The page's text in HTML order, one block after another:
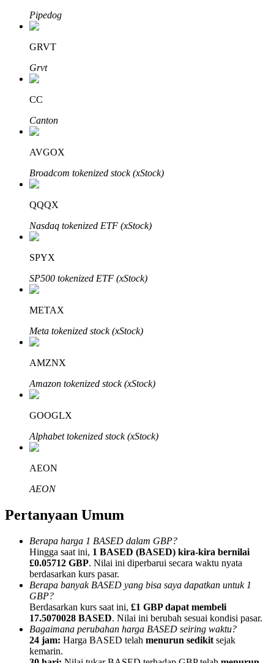
Raih keuntungan jangka panjang dan kepentingan fleksibel
Pelajari Staking
Pelajari tentang mendapatkan penghasilan pasif
Bitrue
Mitra Bitrue
Afiliasi Bitrue
Hingga 65% Komisi!
Referensi
Undang teman untuk mendapatkan imbalan tunai
BTC Welcome Rewards
Pipedog
GRVT
Grvt
CC
Canton
AVGOX
Broadcom tokenized stock (xStock)
QQQX
Nasdaq tokenized ETF (xStock)
SPYX
SP500 tokenized ETF (xStock)
METAX
Meta tokenized stock (xStock)
AMZNX
Amazon tokenized stock (xStock)
GOOGLX
Alphabet tokenized stock (xStock)
AEON
AEON
Pertanyaan Umum
Berapa harga 1 BASED dalam GBP?
Hingga saat ini, 1 BASED (BASED) kira-kira bernilai
£0.05712 GBP. Nilai ini diperbarui secara waktu nyata
berdasarkan kurs pasar.
Berapa banyak BASED yang bisa saya dapatkan untuk 1
GBP?
Berdasarkan kurs saat ini, £1 GBP dapat membeli
17.5070028 BASED. Nilai ini berubah sesuai kondisi pasar.
Bagaimana perubahan harga BASED seiring waktu?
24 jam: Harga BASED telah menurun sedikit sejak
kemarin.